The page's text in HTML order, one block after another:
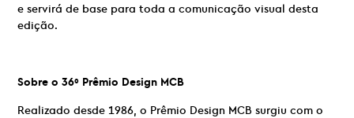
e servirá de base para toda a comunicação visual desta
edição.
Sobre o 36º Prêmio Design MCB
Realizado desde 1986, o Prêmio Design MCB surgiu com o